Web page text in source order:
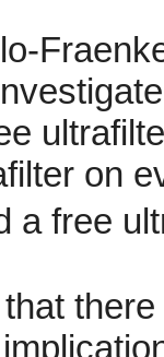
on
a free